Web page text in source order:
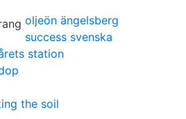
oljeön ängelsberg
success svenska
station
the soil